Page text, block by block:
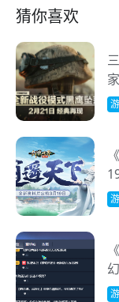
猜你喜欢